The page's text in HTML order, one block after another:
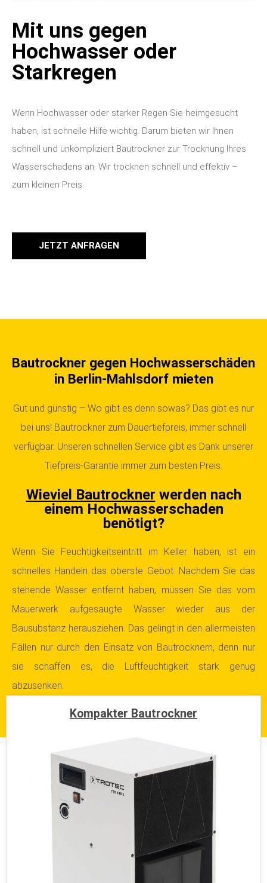
Mit uns gegen
Hochwasser oder
Starkregen
Wenn Hochwasser oder starker Regen Sie heimgesucht
haben, ist schnelle Hilfe wichtig. Darum bieten wir Ihnen
schnell und unkompliziert Bautrockner zur Trocknung Ihres
Wasserschadens an. Wir trocknen schnell und effektiv –
zum kleinen Preis.
JETZT ANFRAGEN
Bautrockner gegen Hochwasserschäden
in Berlin-Mahlsdorf mieten
Gut und günstig – Wo gibt es denn sowas? Das gibt es nur
bei uns! Bautrockner zum Dauertiefpreis, immer schnell
verfügbar. Unseren schnellen Service gibt es Dank unserer
Tiefpreis-Garantie immer zum besten Preis.
Wieviel Bautrockner werden nach
einem Hochwasserschaden
benötigt?
Wenn Sie Feuchtigkeitseintritt im Keller haben, ist ein
schnelles Handeln das oberste Gebot. Nachdem Sie das
stehende Wasser entfernt haben, müssen Sie das vom
Mauerwerk aufgesaugte Wasser wieder aus der
Bausubstanz herausziehen. Das gelingt in den allermeisten
Fällen nur durch den Einsatz von Bautrocknern, denn nur
sie schaffen es, die Luftfeuchtigkeit stark genug
abzusenken.
Kompakter Bautrockner